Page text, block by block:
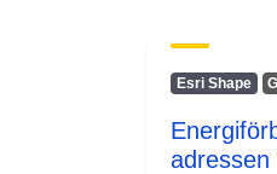
Esri Shape
adressen